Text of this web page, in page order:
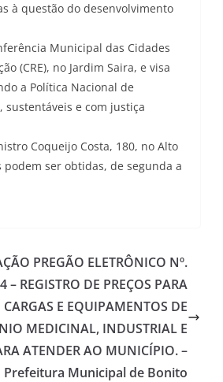
à questão do desenvolvimento
Municipal das Cidades
(CRE), no Jardim Saira, e visa
a Política Nacional de
sustentáveis e com justiça
Coqueijo Costa, 180, no Alto
ser obtidas, de segunda a
PREGÃO ELETRÔNICO Nº.
– REGISTRO DE PREÇOS PARA
E EQUIPAMENTOS DE
MEDICINAL, INDUSTRIAL E
ATENDER AO MUNICÍPIO. –
Prefeitura Municipal de Bonito